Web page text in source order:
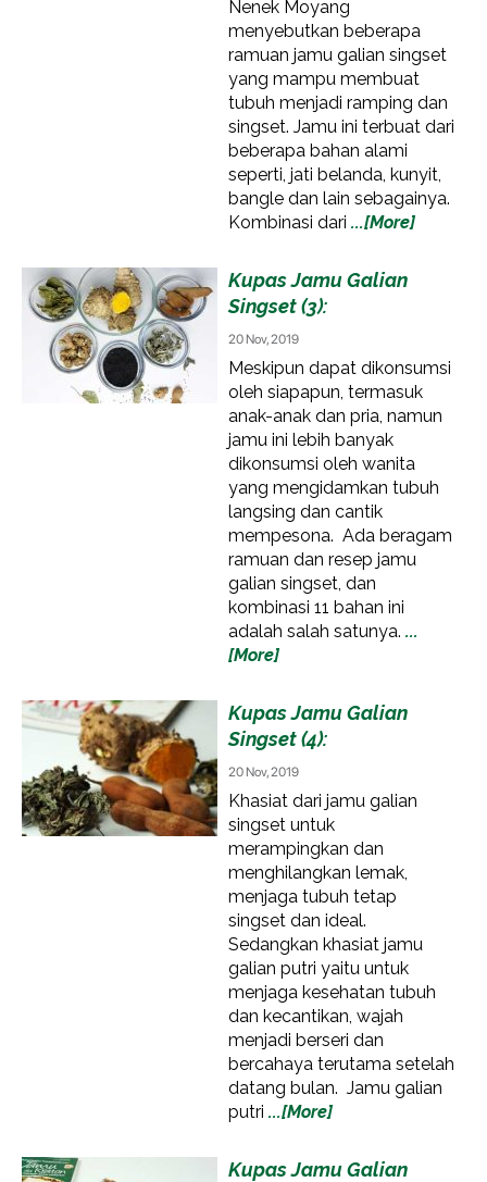
Nenek Moyang
menyebutkan beberapa
ramuan jamu galian singset
yang mampu membuat
tubuh menjadi ramping dan
singset. Jamu ini terbuat dari
beberapa bahan alami
seperti, jati belanda, kunyit,
bangle dan lain sebagainya.
Kombinasi dari ...[More]
Kupas Jamu Galian
Singset (3):
20 Nov, 2019
Meskipun dapat dikonsumsi
oleh siapapun, termasuk
anak-anak dan pria, namun
jamu ini lebih banyak
dikonsumsi oleh wanita
yang mengidamkan tubuh
langsing dan cantik
mempesona. Ada beragam
ramuan dan resep jamu
galian singset, dan
kombinasi 11 bahan ini
adalah salah satunya. ...
[More]
Kupas Jamu Galian
Singset (4):
20 Nov, 2019
Khasiat dari jamu galian
singset untuk
merampingkan dan
menghilangkan lemak,
menjaga tubuh tetap
singset dan ideal.
Sedangkan khasiat jamu
galian putri yaitu untuk
menjaga kesehatan tubuh
dan kecantikan, wajah
menjadi berseri dan
bercahaya terutama setelah
datang bulan. Jamu galian
putri ...[More]
Kupas Jamu Galian